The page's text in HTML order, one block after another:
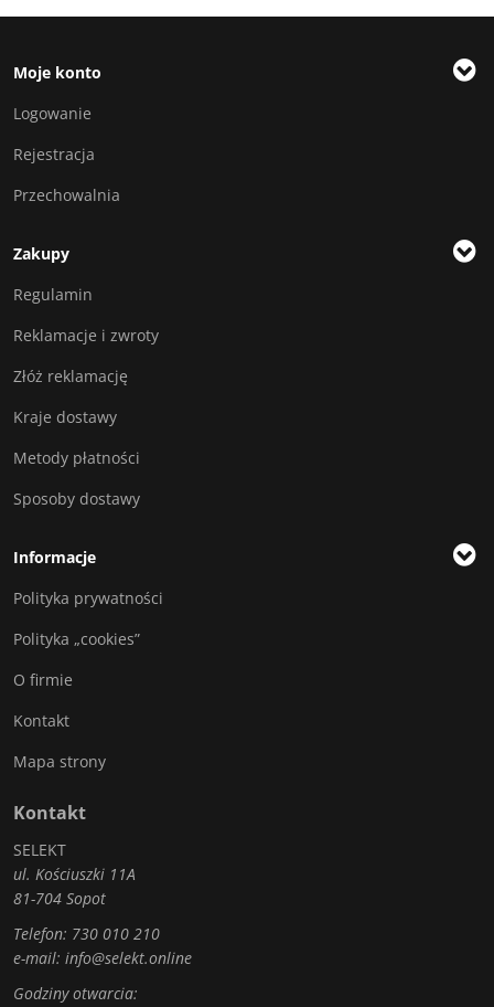
Moje konto
Logowanie
Rejestracja
Przechowalnia
Zakupy
Regulamin
Reklamacje i zwroty
Złóż reklamację
Kraje dostawy
Metody płatności
Sposoby dostawy
Informacje
Polityka prywatności
Polityka „cookies”
O firmie
Kontakt
Mapa strony
Kontakt
SELEKT
ul. Kościuszki 11A
81-704 Sopot
Telefon: 730 010 210
e-mail: info@selekt.online
Godziny otwarcia: